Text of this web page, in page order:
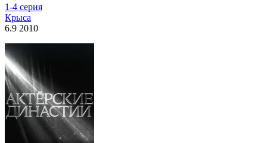
1-4 серия
Крыса
6.9 2010